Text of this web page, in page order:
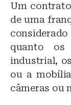
e
s
k
y
Um
de uma
quanto os
industrial,
ou a
câmeras ou